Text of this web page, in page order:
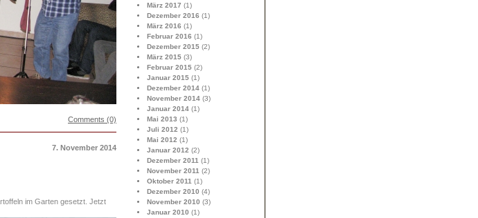
März 2017 (1)
Dezember 2016 (1)
März 2016 (1)
Februar 2016 (1)
Dezember 2015 (2)
März 2015 (3)
Februar 2015 (2)
Januar 2015 (1)
Dezember 2014 (1)
November 2014 (3)
Januar 2014 (1)
Mai 2013 (1)
Juli 2012 (1)
Mai 2012 (1)
Januar 2012 (2)
Dezember 2011 (1)
November 2011 (2)
Oktober 2011 (1)
Dezember 2010 (4)
November 2010 (3)
Januar 2010 (1)
Comments (0)
7. November 2014
im Garten gesetzt. Jetzt